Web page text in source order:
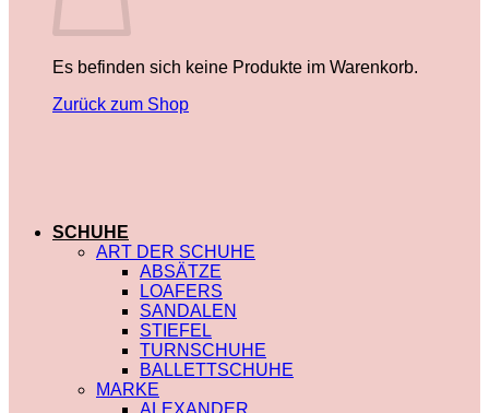
Es befinden sich keine Produkte im Warenkorb.
Zurück zum Shop
SCHUHE
ART DER SCHUHE
ABSÄTZE
LOAFERS
SANDALEN
STIEFEL
TURNSCHUHE
BALLETTSCHUHE
MARKE
ALEXANDER